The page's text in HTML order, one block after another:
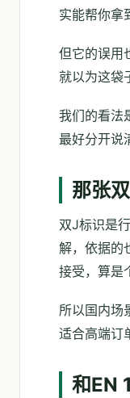
实能帮你拿
但它的误用
就以为这袋
我们的看法
最好分开说
那张
双J标识是
解，依据的
接受，算是
所以国内场
适合高端订
和EN